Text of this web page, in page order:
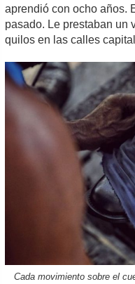
aprendió con ocho años.
pasado. Le prestaban un
quilos en las calles
Cada movimiento sobre el